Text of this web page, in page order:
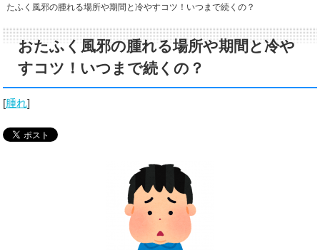
たふく風邪の腫れる場所や期間と冷やすコツ！いつまで続くの？
おたふく風邪の腫れる場所や期間と冷や
すコツ！いつまで続くの？
[腫れ]